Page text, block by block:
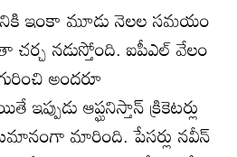
ఇంకా మూడు నెలల సమయం
చర్చ నడుస్తోంది. ఐపీఎల్ వేలం
అందరూ
ఇప్పుడు ఆప్ఘనిస్తాన్ క్రికెటర్లు
మారింది. పేసర్లు నవీన్